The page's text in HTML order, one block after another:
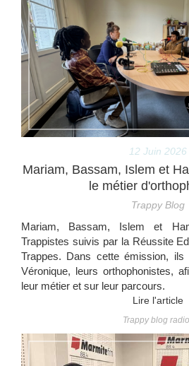
12 Juin 2026
Mariam, Bassam, Islem et
le métier
Trappy Blog
Mariam, Bassam, Islem et
Trappistes suivis par la Réussite
Trappes. Dans cette émission, ils
Véronique, leurs orthophonistes,
leur métier et sur leur parcours.
Lire l'article
Trappy blog radio